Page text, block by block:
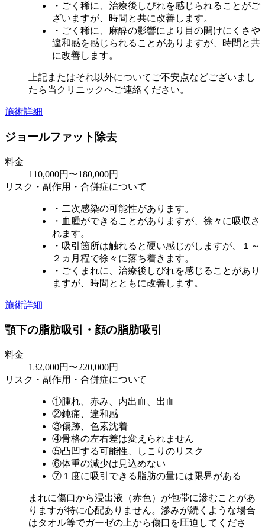
・ごく稀に、治療後しびれを感じられることがご
ざいますが、時間と共に改善します。
・ごく稀に、麻酔の影響により目の開けにくさや
違和感を感じられることがありますが、時間と共
に改善します。
上記またはそれ以外についてご不安点などございまし
たら当クリニックへご連絡ください。
施術詳細
ジョールファット除去
料金
110,000円〜180,000円
リスク・副作用・合併症について
・二次感染の可能性があります。
・血腫ができることがありますが、徐々に吸収さ
れます。
・吸引箇所は触れると硬い感じがしますが、１～
２ヵ月程で徐々に落ち着きます。
・ごくまれに、治療後しびれを感じることがあり
ますが、時間とともに改善します。
施術詳細
顎下の脂肪吸引・顔の脂肪吸引
料金
132,000円〜220,000円
リスク・副作用・合併症について
①腫れ、赤み、内出血、出血
②鈍痛、違和感
③傷跡、色素沈着
④骨格の左右差は変えられません
⑤凸凹する可能性、しこりのリスク
⑥体重の減少は見込めない
⑦１度に吸引できる脂肪の量には限界がある
まれに傷口から浸出液（赤色）が包帯に滲むことがあ
りますが特に心配ありません。滲みが続くような場合
はタオル等でガーゼの上から傷口を圧迫してくださ